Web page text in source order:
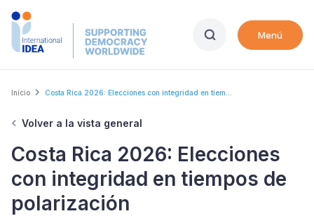
Skip
Menú
Breadcrumb
Inicio Costa Rica 2026: Elecciones con integridad en tiem...
Volver a la vista general
Costa Rica 2026: Elecciones
con integridad en tiempos de
polarización